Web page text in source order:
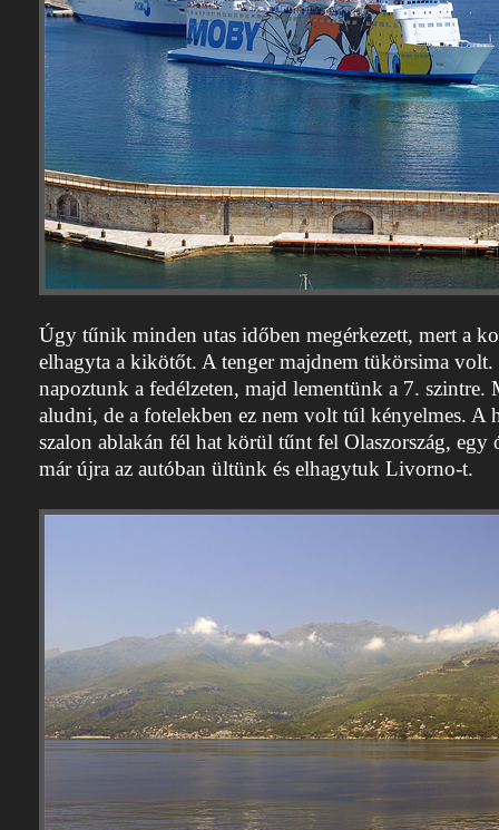
Úgy tűnik minden utas időben megérkezett, mert a
elhagyta a kikötőt. A tenger majdnem tükörsima volt.
napoztunk a fedélzeten, majd lementünk a 7.
aludni, de a fotelekben ez nem volt túl kényelmes. A
szalon ablakán fél hat körül tűnt fel Olaszország, egy
már újra az autóban ültünk és elhagytuk Livorno-t.